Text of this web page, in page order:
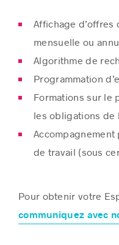
Affichage d’offres
mensuelle ou
Algorithme de
Programmation
Formations sur le
les obligations de
de travail (sous
Pour obtenir votre
communiquez avec